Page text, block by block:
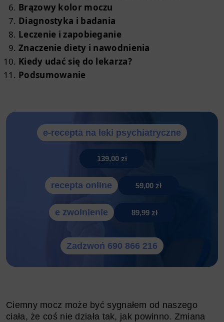
Brązowy kolor moczu
Diagnostyka i badania
Leczenie i zapobieganie
Znaczenie diety i nawodnienia
Kiedy udać się do lekarza?
Podsumowanie
e-recepta na leki psychiatryczne
139,00 zł
recepta online 59,00 zł
e zwolnienie 89,99 zł
Zadzwoń 690 866 216
Ciemny mocz może być sygnałem od naszego
ciała, że coś nie działa tak, jak powinno. Zmiana